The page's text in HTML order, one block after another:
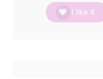
0 I like it